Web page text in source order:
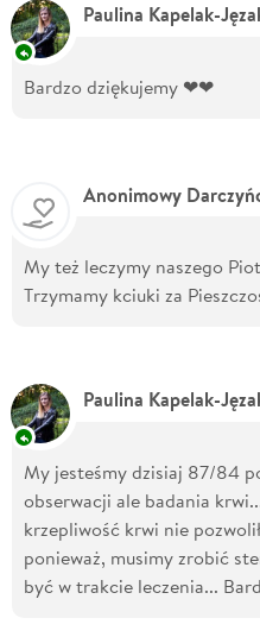
Paulina Kapelak-
Bardzo dziękujemy ❤❤
Anonimowy
My też leczymy naszego
Trzymamy kciuki za
Paulina Kapelak-
My jesteśmy dzisiaj 87/84
obserwacji ale badania
krzepliwość krwi nie
ponieważ, musimy zrobić
być w trakcie leczenia...